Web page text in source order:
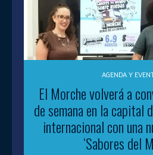
AGENDA Y
El Morche volverá a
de semana en la capital
internacional con una
‘Sabores del